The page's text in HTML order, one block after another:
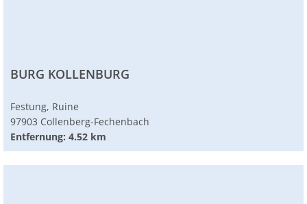
BURG KOLLENBURG
Festung, Ruine
97903 Collenberg-Fechenbach
Entfernung: 4.52 km